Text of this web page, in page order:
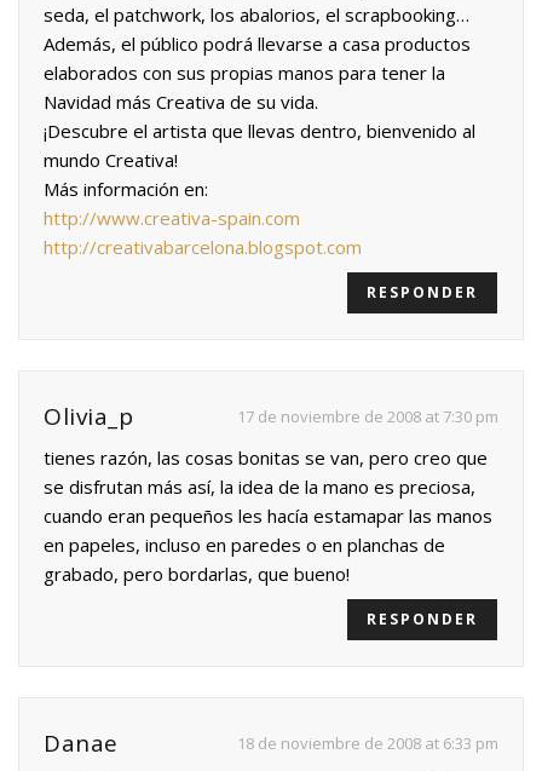
seda, el patchwork, los abalorios, el scrapbooking…
Además, el público podrá llevarse a casa productos
elaborados con sus propias manos para tener la
Navidad más Creativa de su vida.
¡Descubre el artista que llevas dentro, bienvenido al
mundo Creativa!
Más información en:
http://www.creativa-spain.com
http://creativabarcelona.blogspot.com
RESPONDER
Olivia_p 17 de noviembre de 2008 at 7:30 pm
tienes razón, las cosas bonitas se van, pero creo que
se disfrutan más así, la idea de la mano es preciosa,
cuando eran pequeños les hacía estamapar las manos
en papeles, incluso en paredes o en planchas de
grabado, pero bordarlas, que bueno!
RESPONDER
Danae 18 de noviembre de 2008 at 6:33 pm